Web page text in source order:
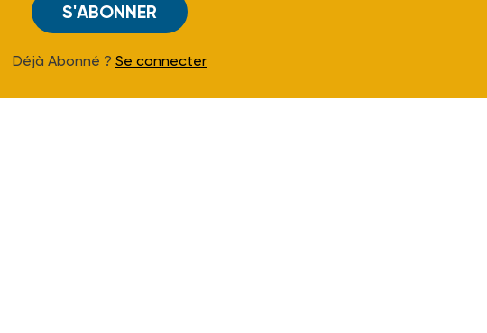
S'ABONNER
Déjà Abonné ? Se connecter